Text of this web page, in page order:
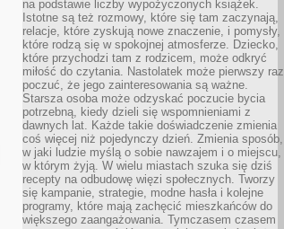
na podstawie liczby wypożyczonych książek.
Istotne są też rozmowy, które się tam zaczynają,
relacje, które zyskują nowe znaczenie, i pomysły,
które rodzą się w spokojnej atmosferze. Dziecko,
które przychodzi tam z rodzicem, może odkryć
miłość do czytania. Nastolatek może pierwszy raz
poczuć, że jego zainteresowania są ważne.
Starsza osoba może odzyskać poczucie bycia
potrzebną, kiedy dzieli się wspomnieniami z
dawnych lat. Każde takie doświadczenie zmienia
coś więcej niż pojedynczy dzień. Zmienia sposób,
w jaki ludzie myślą o sobie nawzajem i o miejscu,
w którym żyją. W wielu miastach szuka się dziś
recepty na odbudowę więzi społecznych. Tworzy
się kampanie, strategie, modne hasła i kolejne
programy, które mają zachęcić mieszkańców do
większego zaangażowania. Tymczasem czasem